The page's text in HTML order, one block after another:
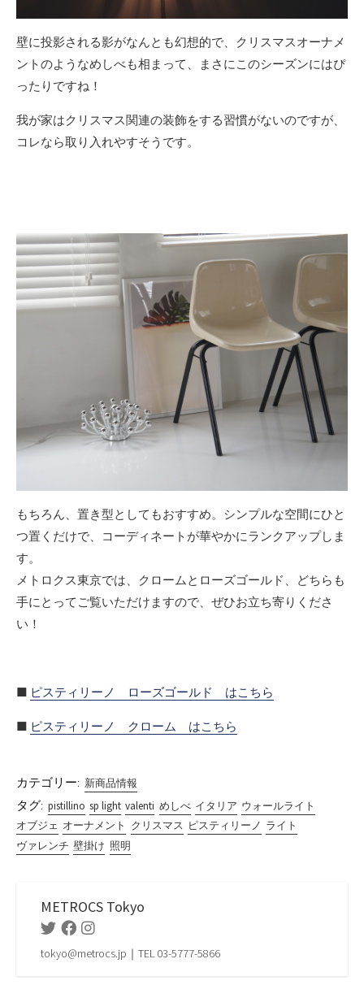
壁に投影される影がなんとも幻想的で、クリスマスオーナメ
ントのようなめしべも相まって、まさにこのシーズンにはぴ
ったりですね！
我が家はクリスマス関連の装飾をする習慣がないのですが、
コレなら取り入れやすそうです。
もちろん、置き型としてもおすすめ。シンプルな空間にひと
つ置くだけで、コーディネートが華やかにランクアップしま
す。
メトロクス東京では、クロームとローズゴールド、どちらも
手にとってご覧いただけますので、ぜひお立ち寄りくださ
い！
■ ピスティリーノ ローズゴールド はこちら
■ ピスティリーノ クローム はこちら
カテゴリー: 新商品情報
タグ: pistillino sp light valenti めしべ イタリア ウォールライト
オブジェ オーナメント クリスマス ピスティリーノ ライト
ヴァレンチ 壁掛け 照明
METROCS Tokyo
TwitterFacebookInstagram
tokyo@metrocs.jp｜TEL 03-5777-5866